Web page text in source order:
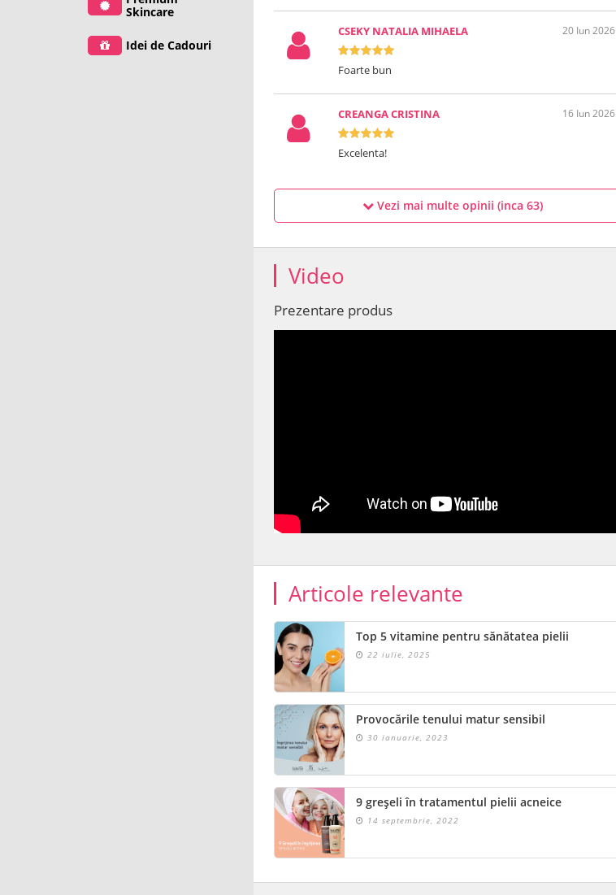
Skincare
Idei de Cadouri
CSEKY NATALIA MIHAELA 20 Iun 2026
Foarte bun
CREANGA CRISTINA 16 Iun 2026
Excelenta!
Vezi mai multe opinii (inca 63)
Video
Prezentare produs
Articole relevante
Top 5 vitamine pentru sănătatea pielii
22 iulie, 2025
Provocările tenului matur sensibil
30 ianuarie, 2023
9 greșeli în tratamentul pielii acneice
14 septembrie, 2022